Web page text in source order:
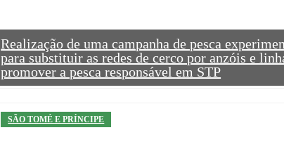
Realização de uma campanha de pesca
para substituir as redes de cerco por anzóis e
promover a pesca responsável em STP
SÃO TOMÉ E PRÍNCIPE